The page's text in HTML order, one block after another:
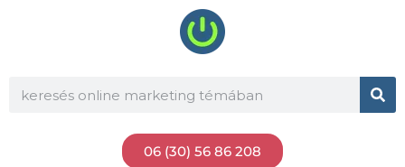
06 (30) 56 86 208